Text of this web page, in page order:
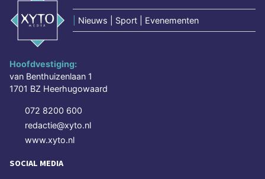
Nieuws | Sport | Evenementen
Hoofdvestiging:
van Benthuizenlaan 1
1701 BZ Heerhugowaard
072 8200 600
redactie@xyto.nl
www.xyto.nl
SOCIAL MEDIA